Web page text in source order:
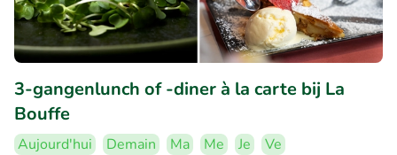
3-gangenlunch of -diner à la carte bij La
Bouffe
Aujourd'hui Demain Ma Me Je
Ve